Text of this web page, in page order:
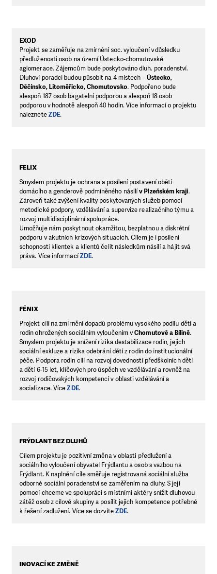
EXOD
Projekt se zaměřuje na zmírnění soc. vyloučení v důsledku
předluženosti osob na území Ústecko-chomutovské
aglomerace. Zájemcům bude poskytováno dluh. poradenství.
Dluhoví poradci budou působit na 4 místech –Ústecko,
Děčínsko, Litoměřicko, Chomutovsko. Podpořeno bude
alespoň 187 osob bagatelní podporou a alespoň 18 osob
podporou v hodnotě alespoň 40 hodin. Více informací o projektu
nalezneteZDE.
FELIX
Smyslem projektu je ochrana a posílení postavení obětí
domácího a genderově podmíněného násilív Plzeňském kraji.
Zároveň také zvýšení kvality poskytovaných služeb pomocí
metodické podpory, vzdělávání a supervize realizačního týmu a
rozvoj multidisciplinární spolupráce.
Umožňuje nám poskytnout okamžitou, bezplatnou a diskrétní
podporu v akutních krizových situacích. Cílem je i posílení
schopnosti klientek a klientů čelit následkům násilí a hájit svá
práva. Více informacíZDE.
FÉNIX
Projekt cílí na zmírnění dopadů problému vysokého podílu dětí a
rodin ohrožených sociálním vyloučením vChomutově a Bílině.
Smyslem projektu je snížení rizika destabilizace rodin, jejich
sociální exkluze a rizika odebrání dětí z rodin do institucionální
péče. Podpora rodin cílí na rozvoj dovedností předškolních dětí
a dětí 6-15 let, klíčových pro úspěch ve vzdělávání a rovněž na
rozvoj rodičovských kompetencí v oblasti vzdělávání a
socializace. VíceZDE.
FRÝDLANT BEZ DLUHŮ
Cílem projektu je pozitivní změna v oblasti předlužení a
sociálního vyloučení obyvatel Frýdlantu a osob s vazbou na
Frýdlant. K naplnění cíle směřuje registrovaná sociální služba
odborné sociální poradenství se zaměřením na dluhy. S její
pomocí chceme ve spolupráci s místními aktéry snížit dluhovou
zátěž osob z cílové skupiny a posílit jejich kompetence potřebné
k řešení zadlužení. Více se dozvíteZDE.
INOVACÍ KE ZMĚNĚ